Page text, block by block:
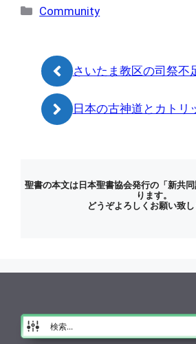
カ
リ
ー
Community
さいたま教区の司祭不
日本の古神道とカトリ
聖書の本文は日本聖書協会発行の「新共
ります。
どうぞよろしくお願い致し